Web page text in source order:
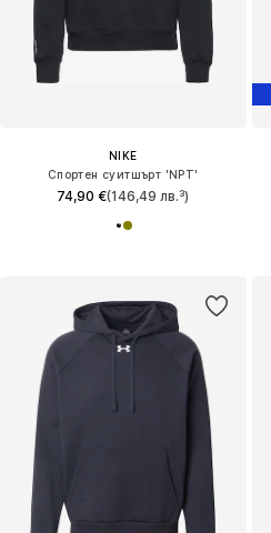
NIKE
Спортен суитшърт 'NPT'
74,90 €(146,49 лв.³)